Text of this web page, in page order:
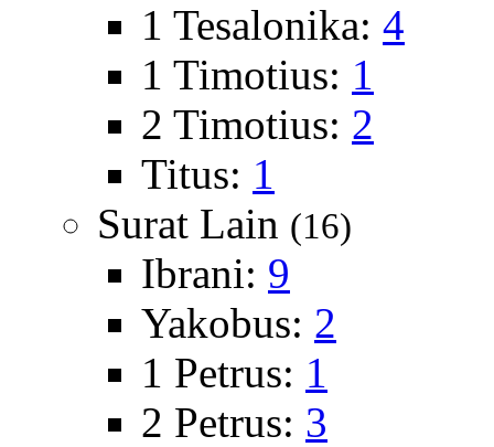
1 Tesalonika: 4
1 Timotius: 1
2 Timotius: 2
Titus: 1
Surat Lain (16)
Ibrani: 9
Yakobus: 2
1 Petrus: 1
2 Petrus: 3